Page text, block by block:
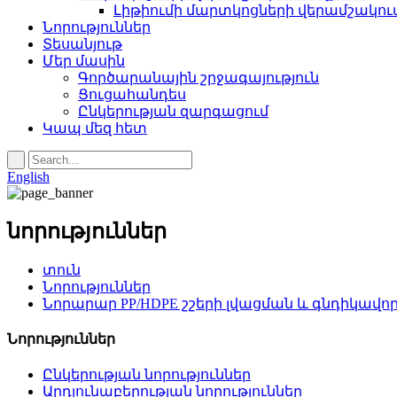
Լիթիումի մարտկոցների
Նորություններ
Տեսանյութ
Մեր մասին
Գործարանային շրջագայություն
Ցուցահանդես
Ընկերության զարգացում
Կապ մեզ հետ
English
նորություններ
տուն
Նորություններ
Նորարար PP/HDPE շշերի լվացման և
Նորություններ
Ընկերության նորություններ
Արդյունաբերության նորություններ